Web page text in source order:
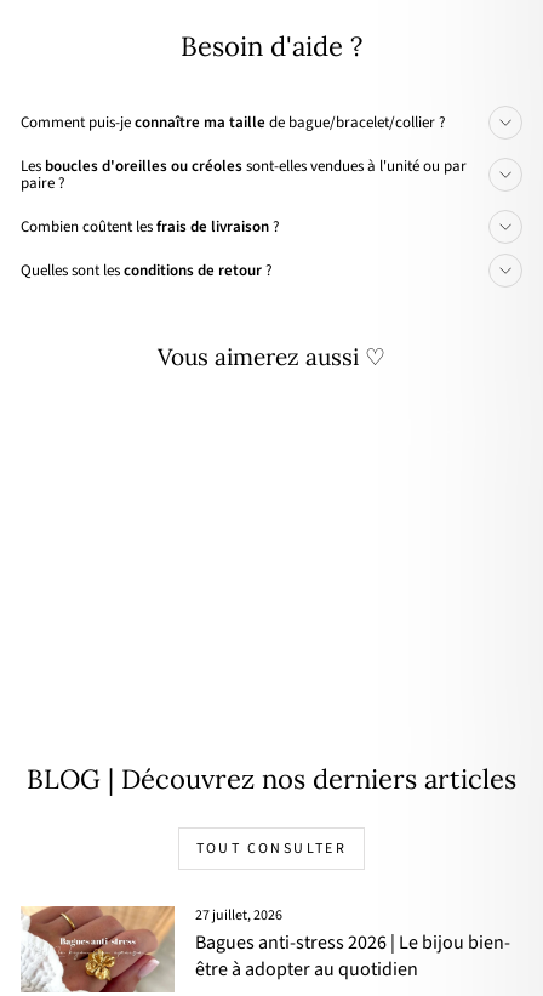
Besoin d'aide ?
Comment puis-jeconnaître ma taille de bague/bracelet/collier ?
Les boucles d'oreilles ou créolessont-elles vendues à l'unité ou par
paire ?
Combien coûtent lesfrais de livraison?
Quelles sont lesconditions de retour?
Vous aimerez aussi ♡
BLOG | Découvrez nos derniers articles
TOUT CONSULTER
27 juillet, 2026
Bagues anti-stress 2026 | Le bijou bien-
être à adopter au quotidien